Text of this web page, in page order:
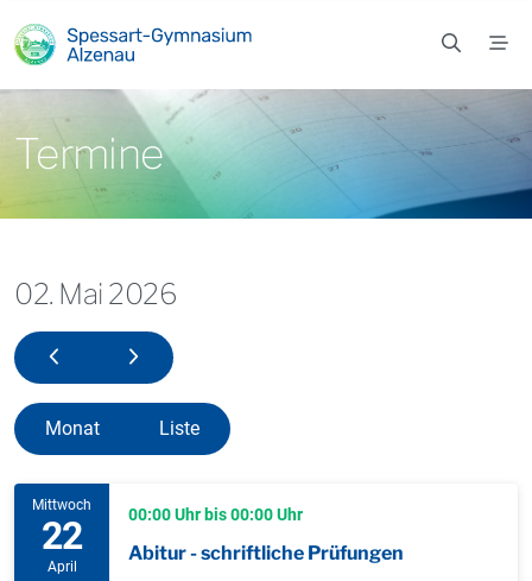
Termine
02. Mai 2026
01. Mai 202603. Mai 2026
Monat Liste
Mittwoch
22
April
00:00 Uhr bis 00:00 Uhr
Abitur - schriftliche Prüfungen